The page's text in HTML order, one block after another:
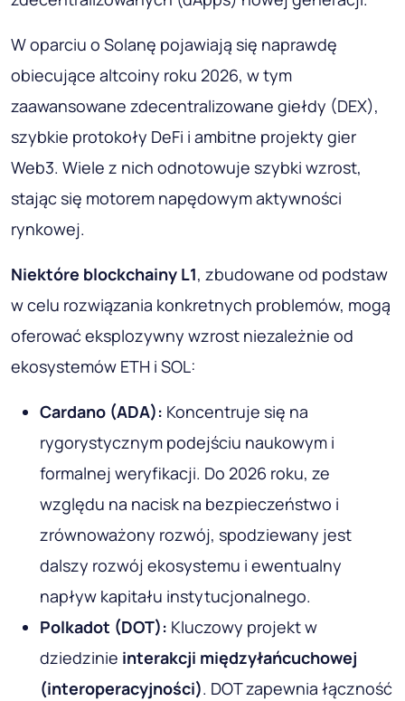
W oparciu o Solanę pojawiają się naprawdę
obiecujące altcoiny roku 2026, w tym
zaawansowane zdecentralizowane giełdy (DEX),
szybkie protokoły DeFi i ambitne projekty gier
Web3. Wiele z nich odnotowuje szybki wzrost,
stając się motorem napędowym aktywności
rynkowej.
Niektóre blockchainy L1, zbudowane od podstaw
w celu rozwiązania konkretnych problemów, mogą
oferować eksplozywny wzrost niezależnie od
ekosystemów ETH i SOL:
Cardano (ADA): Koncentruje się na
rygorystycznym podejściu naukowym i
formalnej weryfikacji. Do 2026 roku, ze
względu na nacisk na bezpieczeństwo i
zrównoważony rozwój, spodziewany jest
dalszy rozwój ekosystemu i ewentualny
napływ kapitału instytucjonalnego.
Polkadot (DOT): Kluczowy projekt w
dziedzinie interakcji międzyłańcuchowej
(interoperacyjności). DOT zapewnia łączność